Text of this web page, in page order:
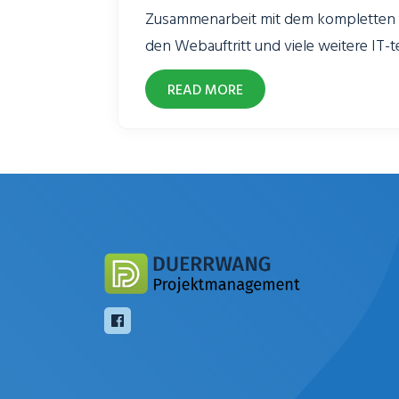
Zusammenarbeit mit dem kompletten
den Webauftritt und viele weitere IT-
Fragestellungen innerhalb des
bei auftretenden Fragen und setzen
READ MORE